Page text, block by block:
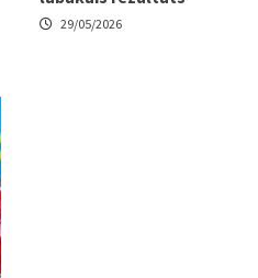
29/05/2026